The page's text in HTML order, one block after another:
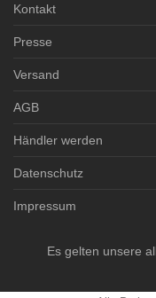
Kontakt
Presse
Versand
AGB
Händler werden
Datenschutz
Impressum
Es gelten unsere